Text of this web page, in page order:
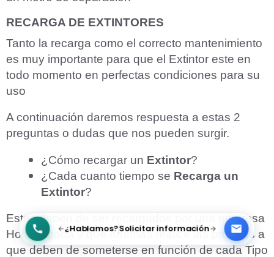
RECARGA DE EXTINTORES
Tanto la recarga como el correcto mantenimiento
es muy importante para que el Extintor este en
todo momento en perfectas condiciones para su
uso
A continuación daremos respuesta a estas 2
preguntas o dudas que nos pueden surgir.
¿Cómo recargar un Extintor?
¿Cada cuanto tiempo se Recarga un
Extintor?
Estos deben de ser recargados por una empresa
Homologada y que además realice las pruebas a
que deben de someterse en función de cada Tipo
¿Hablamos?Solicitar información